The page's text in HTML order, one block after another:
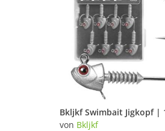
von Bkljkf